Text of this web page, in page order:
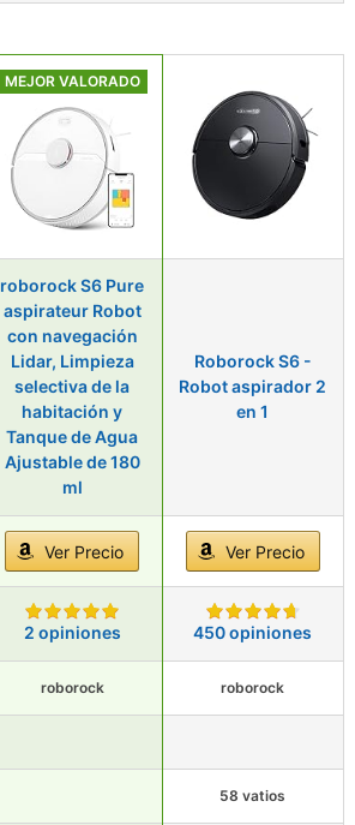
MEJOR VALORADO
roborock S6 Pure
aspirateur Robot
con navegación
Lidar, Limpieza
selectiva de la
habitación y
Tanque de Agua
Ajustable de 180
ml
Roborock S6 -
Robot aspirador 2
en 1
Ver Precio Ver Precio
2 opiniones 450 opiniones
roborock roborock
58 vatios